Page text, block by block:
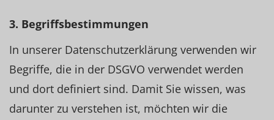
3. Begriffsbestimmungen
In unserer Datenschutzerklärung verwenden wir
Begriffe, die in der DSGVO verwendet werden
und dort definiert sind. Damit Sie wissen, was
darunter zu verstehen ist, möchten wir die